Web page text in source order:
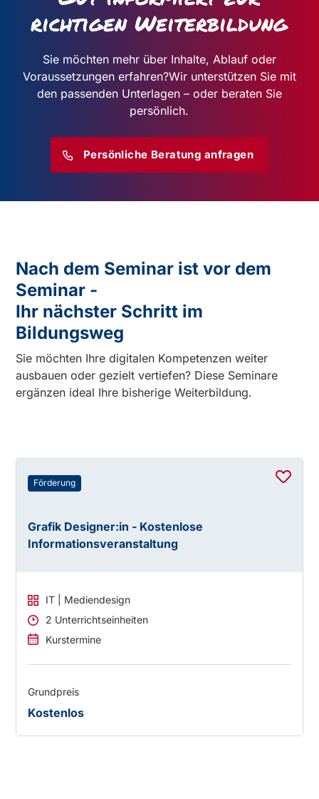
richtigen Weiterbildung
Sie möchten mehr über Inhalte, Ablauf oder
Voraussetzungen erfahren?Wir unterstützen Sie mit
den passenden Unterlagen – oder beraten Sie
persönlich.
Persönliche Beratung anfragen
Nach dem Seminar ist vor dem
Seminar -
Ihr nächster Schritt im
Bildungsweg
Sie möchten Ihre digitalen Kompetenzen weiter
ausbauen oder gezielt vertiefen? Diese Seminare
ergänzen ideal Ihre bisherige Weiterbildung.
Förderung
Grafik Designer:in - Kostenlose
Informationsveranstaltung
IT | Mediendesign
2 Unterrichtseinheiten
Kurstermine
Grundpreis
Kostenlos